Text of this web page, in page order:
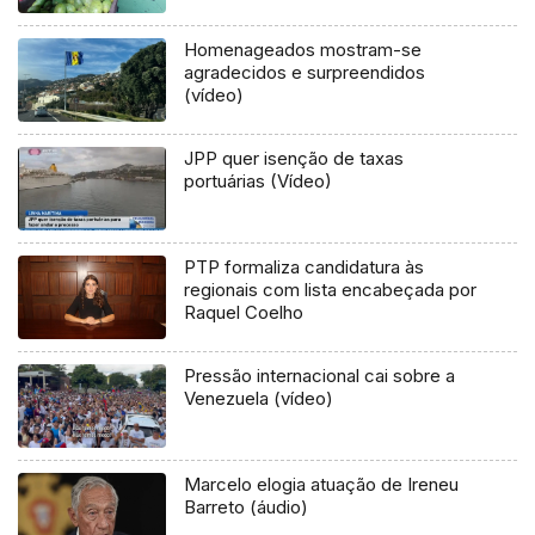
Homenageados mostram-se
agradecidos e surpreendidos
(vídeo)
JPP quer isenção de taxas
portuárias (Vídeo)
PTP formaliza candidatura às
regionais com lista encabeçada por
Raquel Coelho
Pressão internacional cai sobre a
Venezuela (vídeo)
Marcelo elogia atuação de Ireneu
Barreto (áudio)